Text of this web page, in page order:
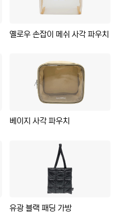
옐로우 손잡이 메쉬 사각 파우치
베이지 사각 파우치
유광 블랙 패딩 가방